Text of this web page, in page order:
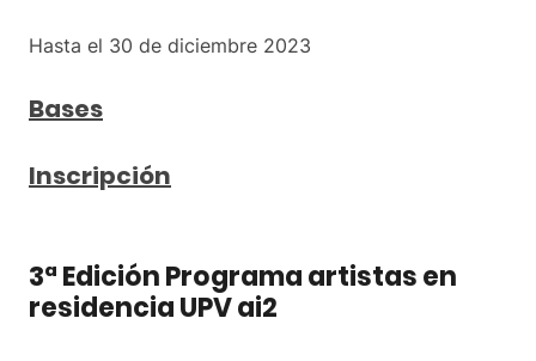
Hasta el 30 de diciembre 2023
Bases
Inscripción
3ª Edición Programa artistas en
residencia UPV ai2